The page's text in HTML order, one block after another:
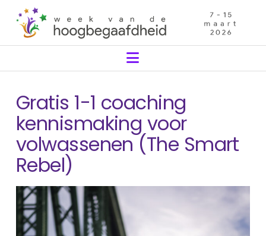
Navigation
Gratis 1-1 coaching
kennismaking voor
volwassenen (The Smart
Rebel)